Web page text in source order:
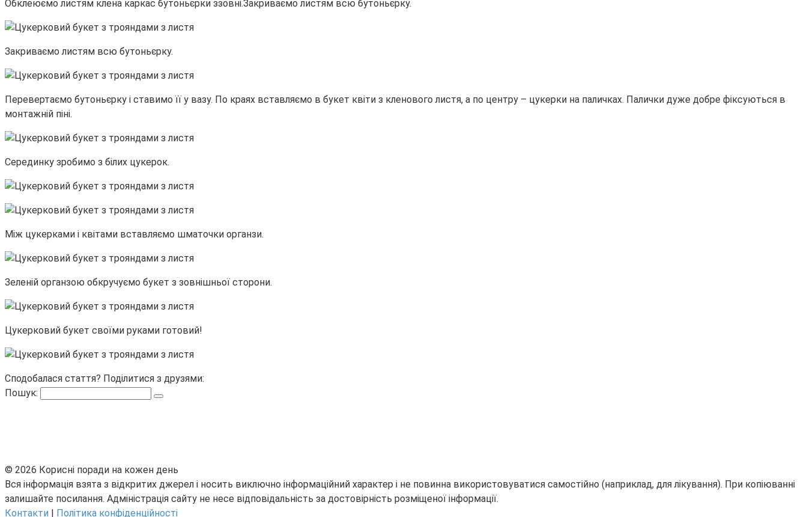
Обклеюємо листям клена каркас бутоньєрки ззовні.Закриваємо листям всю бутоньєрку.
Закриваємо листям всю бутоньєрку.
Перевертаємо бутоньєрку і ставимо її у вазу. По краях вставляємо в букет квіти з кленового листя, а по центру – цукерки на паличках. Палички дуже добре фіксуються в
монтажній піні.
Серединку зробимо з білих цукерок.
Між цукерками і квітами вставляємо шматочки органзи.
Зеленій органзою обкручуємо букет з зовнішньої сторони.
Цукерковий букет своїми руками готовий!
Сподобалася стаття? Поділитися з друзями:
Пошук:
© 2026 Корисні поради на кожен день
Вся інформація взята з відкритих джерел і носить виключно інформаційний характер і не повинна використовуватися самостійно (наприклад, для лікування). При копіюванні
залишайте посилання. Адміністрація сайту не несе відповідальність за достовірність розміщеної інформації.
Контакти | Політика конфіденційності